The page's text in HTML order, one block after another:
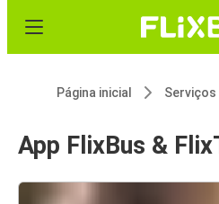
Página inicial Serviços
App FlixBus &